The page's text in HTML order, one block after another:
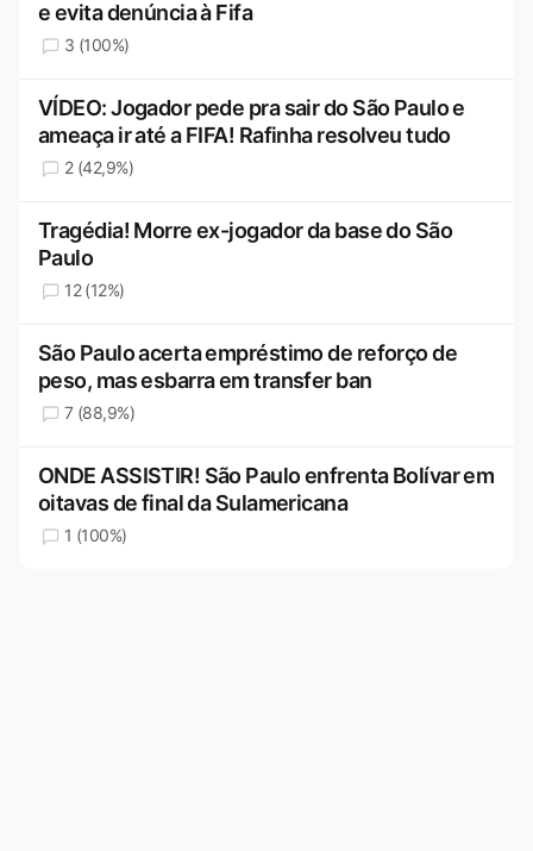
e evita denúncia à Fifa
3 (100%)
VÍDEO: Jogador pede pra sair do São Paulo e
ameaça ir até a FIFA! Rafinha resolveu tudo
2 (42,9%)
Tragédia! Morre ex-jogador da base do São
Paulo
12 (12%)
São Paulo acerta empréstimo de reforço de
peso, mas esbarra em transfer ban
7 (88,9%)
ONDE ASSISTIR! São Paulo enfrenta Bolívar em
oitavas de final da Sulamericana
1 (100%)